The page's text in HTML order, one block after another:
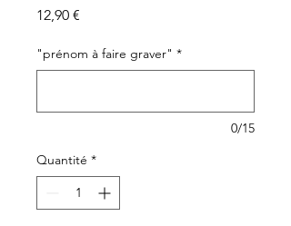
12,90 €
"prénom à faire graver" *
0/15
Quantité *